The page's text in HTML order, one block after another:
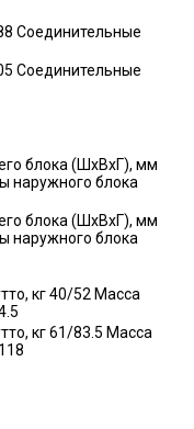
Соединительные
Соединительные
блока (ШхВхГ), мм
наружного блока
блока (ШхВхГ), мм
наружного блока
кг 40/52 Масса
кг 61/83.5 Масса